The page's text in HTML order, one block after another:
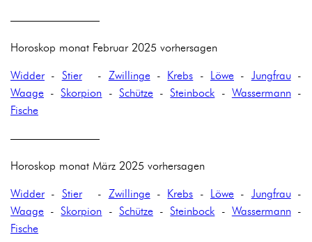
————————
Horoskop monat Februar 2025 vorhersagen
Widder- Stier- Zwillinge- Krebs - Löwe - Jungfrau-
Waage -Skorpion - Schütze-Steinbock - Wassermann-
Fische
————————
Horoskop monat März 2025 vorhersagen
Widder- Stier- Zwillinge- Krebs - Löwe - Jungfrau-
Waage -Skorpion - Schütze-Steinbock - Wassermann-
Fische